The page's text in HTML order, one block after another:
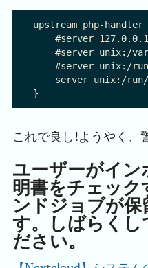
upstream php-
#server
#server unix:/
#server unix:/
server unix:/
これで良し!ようやく、
ユーザーがイン
明書をチェッ
ンドジョブが
す。しばらくし
ださい。